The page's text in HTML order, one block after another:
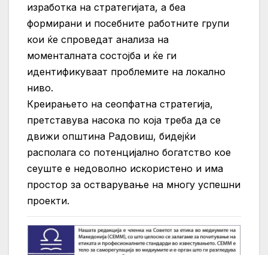
изработка на стратегијата, а беа
формирани и посебните работните групи
кои ќе спроведат анализа на
моменталната состојба и ќе ги
идентификуваат проблемите на локално
ниво.
Креирањето на сеопфатна стратегија,
претставува насока по која треба да се
движи општина Радовиш, бидејќи
располага со потенцијално богатство кое
сеуште е недоволно искористено и има
простор за остварување на многу успешни
проекти.